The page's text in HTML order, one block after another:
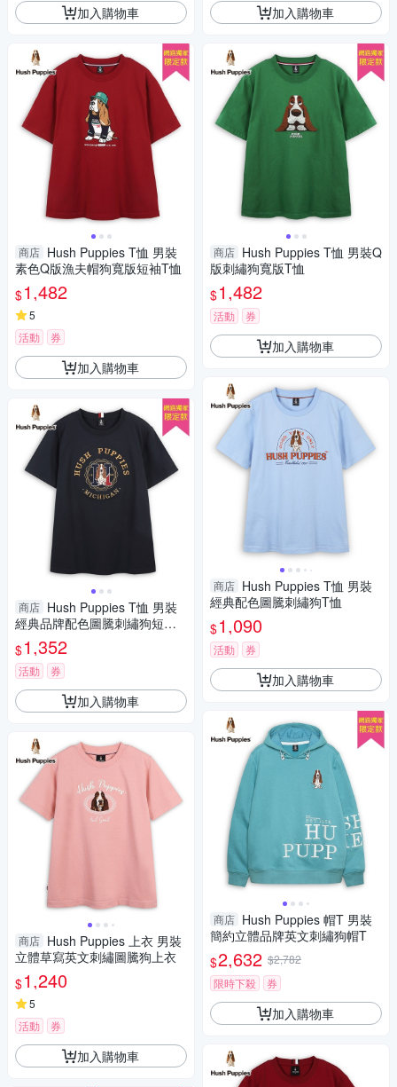
加入購物車
商店 Hush Puppies T恤 男裝
素色Q版漁夫帽狗寬版短袖T恤
$1,482
5
活動
券
加入購物車
商店 Hush Puppies T恤 男裝
經典品牌配色圖騰刺繡狗短袖T
恤
$1,352
活動 券
加入購物車
商店 Hush Puppies 上衣 男裝
立體草寫英文刺繡圖騰狗上衣
$1,240
5
活動
券
加入購物車
加入購物車
商店 Hush Puppies T恤 男裝Q
版刺繡狗寬版T恤
$1,482
活動 券
加入購物車
商店 Hush Puppies T恤 男裝
經典配色圖騰刺繡狗T恤
$1,090
活動 券
加入購物車
商店 Hush Puppies 帽T 男裝
簡約立體品牌英文刺繡狗帽T
$2,632 $2,782
限時下殺
券
加入購物車